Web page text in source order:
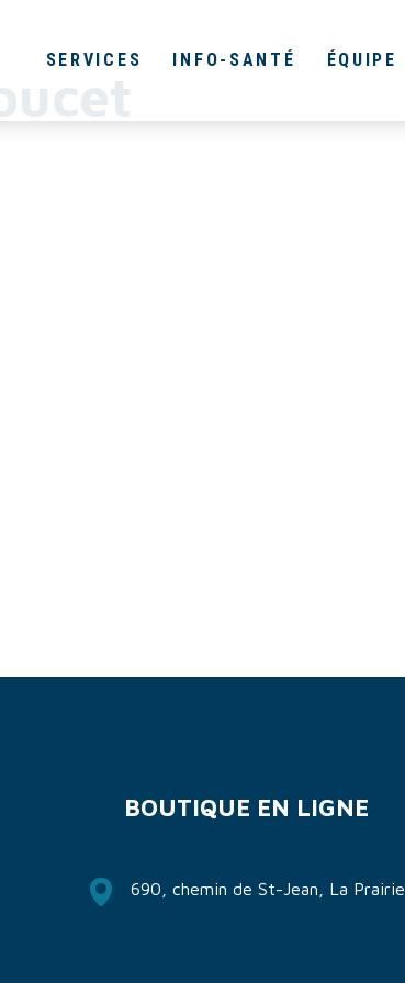
SERVICES INFO-SANTÉ ÉQUIPE
BOUTIQUE EN LIGNE
690, chemin de St-Jean, La Prairie